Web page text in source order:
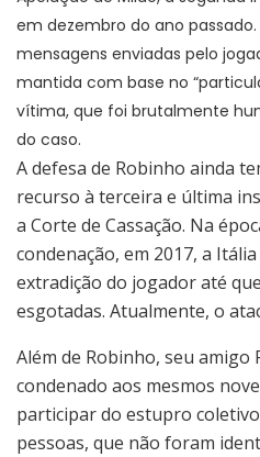
em dezembro do ano passado.
mensagens enviadas pelo
mantida com base no “
vítima, que foi brutalmente
do caso.
A defesa de Robinho ainda
recurso à terceira e última
a Corte de Cassação. Na
condenação, em 2017, a
extradição do jogador até
esgotadas. Atualmente, o
Além de Robinho, seu amigo
condenado aos mesmos
participar do estupro
pessoas, que não foram